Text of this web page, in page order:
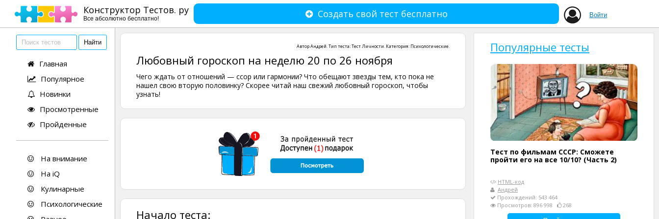
Конструктор Тестов. ру
Все абсолютно бесплатно! Войти
Создать свой тест бесплатно
Главная
Популярное
Новинки
Просмотренные
Пройденные
На внимание
На iQ
Кулинарные
Психологические
АвторАндрей. Тип теста:Тест Личности. Категория: Психологические.
Любовный гороскоп на неделю 20 по 26 ноября
Чего ждать от отношений — ссор или гармонии? Что обещают звезды тем, кто пока не
нашел свою вторую половинку? Скорее читай наш свежий любовный гороскоп, чтобы
узнать!
Начало теста:
Популярные тесты
Тест по фильмам СССР: Сможете
пройти его на все 10/10? (Часть 2)
HTML-код
Андрей
Прохождений: 543 464
Просмотров: 896 998
268